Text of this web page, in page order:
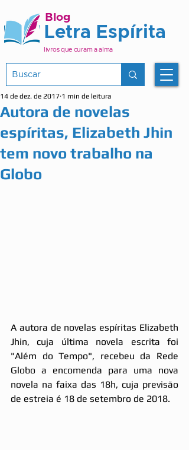
Letra Espírita
Blog
livros que curam a alma
Autora de novelas
espíritas, Elizabeth Jhin
tem novo trabalho na
Globo
14 de dez. de 2017 1 min de leitura
A autora de novelas espíritas Elizabeth
Jhin, cuja última novela escrita foi
"Além do Tempo", recebeu da Rede
Globo a encomenda para uma nova
novela na faixa das 18h, cuja previsão
de estreia é 18 de setembro de 2018.